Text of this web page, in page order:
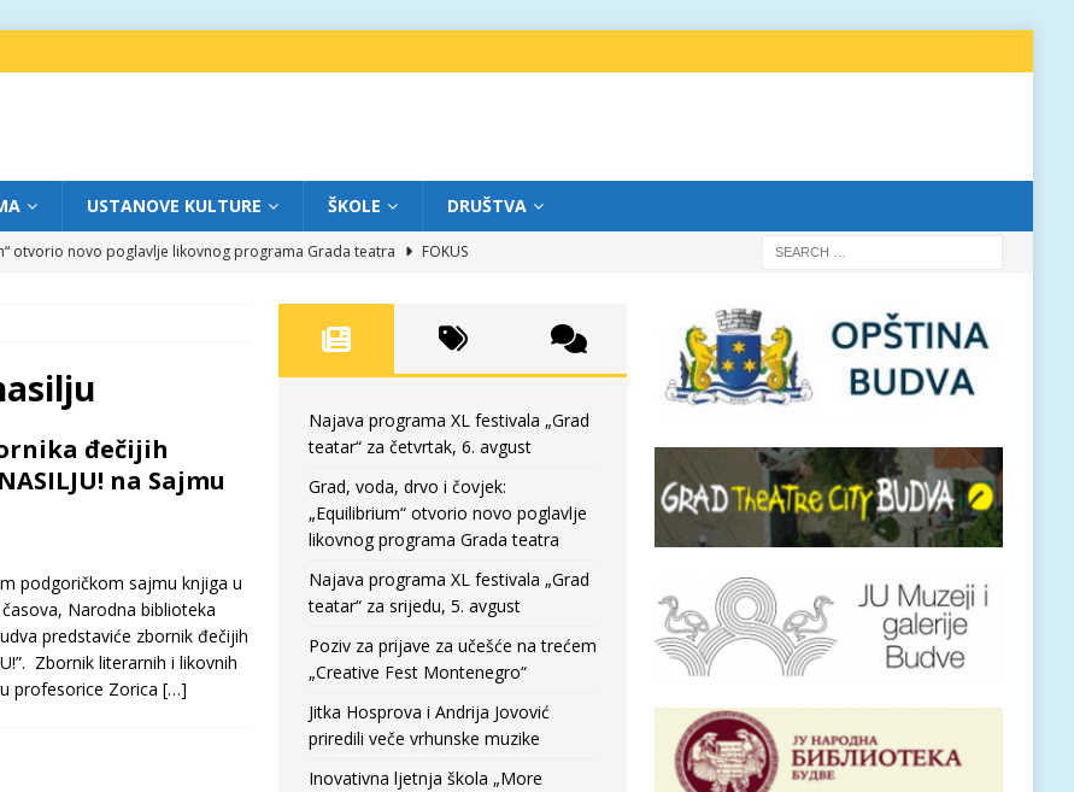
USTANOVE KULTURE ŠKOLE DRUŠTVA
otvorio novo poglavlje likovnog programa Grada teatra
FOKUS
Fest Montenegro“
veče vrhunske muzike
GRAD TEATAR
za četvrtak, 6. avgust
đečijih
na Sajmu
podgoričkom sajmu knjiga u
Narodna biblioteka
predstaviće zbornik đečijih
Zbornik literarnih i likovnih
profesorice Zorica […]
Najava programa XL festivala „Grad
teatar“ za četvrtak, 6. avgust
Grad, voda, drvo i čovjek:
„Equilibrium“ otvorio novo poglavlje
likovnog programa Grada teatra
Najava programa XL festivala „Grad
teatar“ za srijedu, 5. avgust
Poziv za prijave za učešće na trećem
„Creative Fest Montenegro“
Jitka Hosprova i Andrija Jovović
priredili veče vrhunske muzike
Inovativna ljetnja škola „More